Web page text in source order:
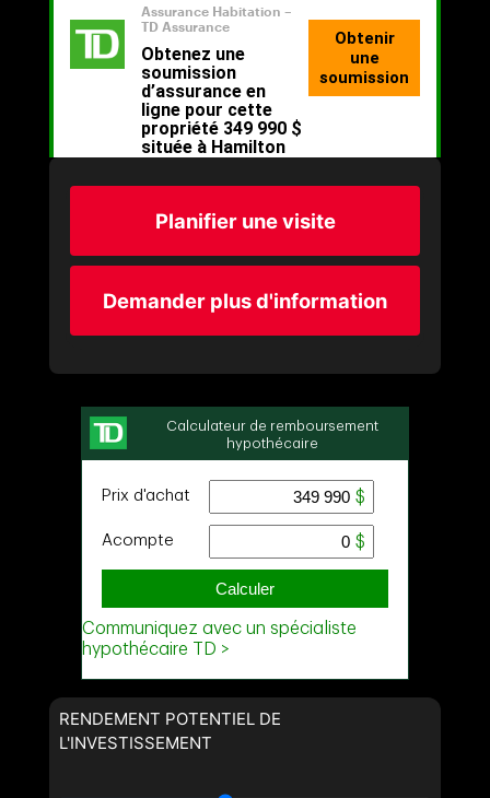
Planifier une visite
Demander plus d'information
RENDEMENT POTENTIEL DE
L'INVESTISSEMENT